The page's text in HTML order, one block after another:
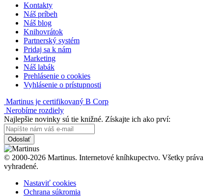
Kontakty
Náš príbeh
Náš blog
Knihovrátok
Partnerský systém
Pridaj sa k nám
Marketing
Náš labák
Prehlásenie o cookies
Vyhlásenie o prístupnosti
Martinus je certifikovaný B Corp
Nerobíme rozdiely
Najlepšie novinky sú tie knižné. Získajte ich ako prví:
Odoslať
© 2000-2026 Martinus. Internetové kníhkupectvo. Všetky práva
vyhradené.
Nastaviť cookies
Ochrana súkromia